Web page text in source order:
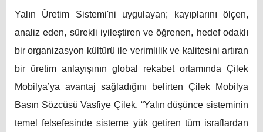
Yalın Üretim Sistemi'ni uygulayan; kayıplarını ölçen,
analiz eden, sürekli iyileştiren ve öğrenen, hedef odaklı
bir organizasyon kültürü ile verimlilik ve kalitesini artıran
bir üretim anlayışının global rekabet ortamında Çilek
Mobilya’ya avantaj sağladığını belirten Çilek Mobilya
Basın Sözcüsü Vasfiye Çilek, “Yalın düşünce sisteminin
temel felsefesinde sisteme yük getiren tüm israflardan